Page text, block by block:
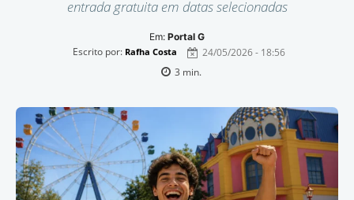
entrada gratuita em datas selecionadas
Em: Portal G
Escrito por: Rafha Costa
24/05/2026 - 18:56
3 min.